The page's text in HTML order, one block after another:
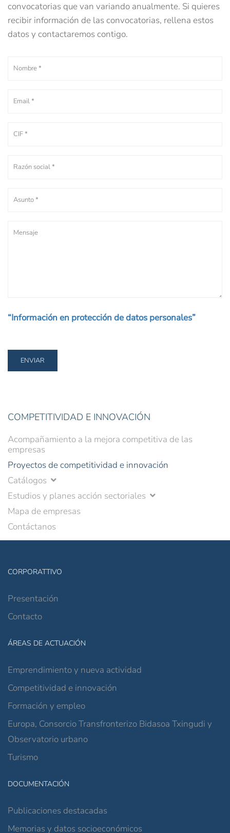
convocatorias que van variando anualmente. Si quieres
recibir información de las convocatorias, rellena estos
datos y contactaremos contigo.
“Información en protección de datos personales”
COMPETITIVIDAD E INNOVACIÓN
Acompañamiento a la mejora competitiva de las
empresas
Proyectos de competitividad e innovación
Catálogos
Estudios y planes acción sectoriales
Mapa de empresas
Contáctanos
CORPORATTIVO
Presentación
Contacto
ÁREAS DE ACTUACIÓN
Emprendimiento y nueva actividad
Competitividad e innovación
Formación y empleo
Europa, Consorcio Transfronterizo Bidasoa Txingudi y
Observatorio urbano
Turismo
DOCUMENTACIÓN
Publicaciones destacadas
Memorias y datos socioeconómicos